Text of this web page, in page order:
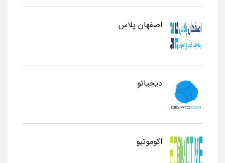
اصفهان پلاس
دیجیاتو
اکوموتیو